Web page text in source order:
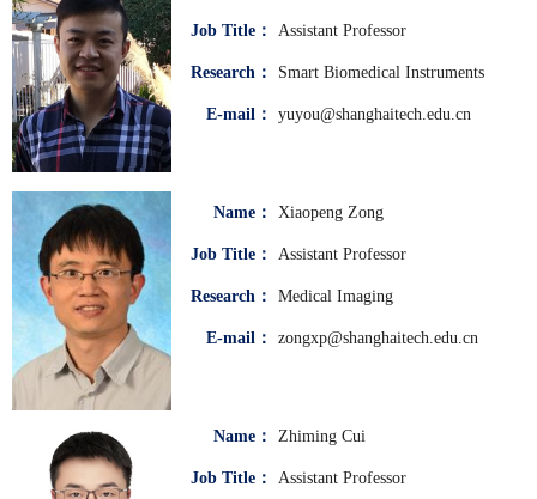
Job Title： Assistant Professor
Research： Smart Biomedical Instruments
E-mail： yuyou@shanghaitech.edu.cn
Name： Xiaopeng Zong
Job Title： Assistant Professor
Research： Medical Imaging
E-mail： zongxp@shanghaitech.edu.cn
Name： Zhiming Cui
Job Title： Assistant Professor